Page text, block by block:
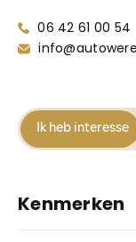
6004 PV Weert
06 42 61 00 54
Ik heb interesse
Kenmerken